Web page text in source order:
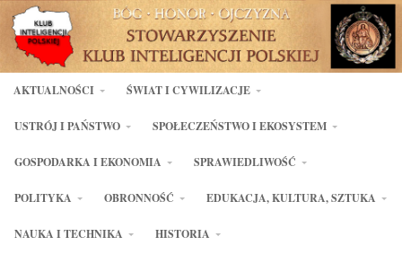
AKTUALNOŚCI ŚWIAT I CYWILIZACJE
USTRÓJ I PAŃSTWO SPOŁECZEŃSTWO I EKOSYSTEM
GOSPODARKA I EKONOMIA SPRAWIEDLIWOŚĆ
POLITYKA OBRONNOŚĆ EDUKACJA, KULTURA, SZTUKA
NAUKA I TECHNIKA HISTORIA